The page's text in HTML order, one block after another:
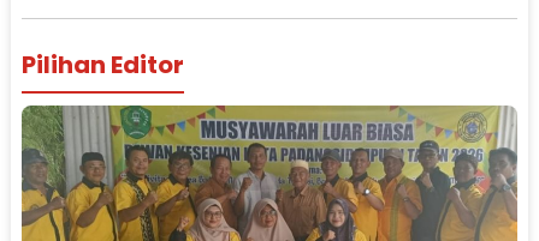
Pilihan Editor